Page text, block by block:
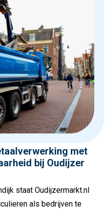
met
bij Oudijzer
staat Oudijzermarkt.nl
als bedrijven te